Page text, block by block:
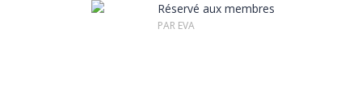
Réservé aux membres
PAR EVA